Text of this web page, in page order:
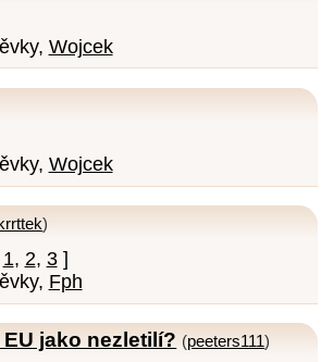
Wojcek
Wojcek
krrttek)
1, 2, 3]
Fph
jako nezletilí? (peeters111)